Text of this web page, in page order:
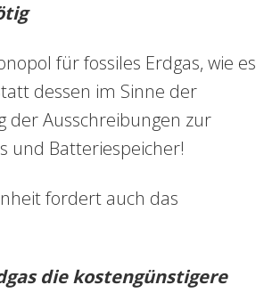
für fossiles Erdgas, wie es
dessen im Sinne der
der Ausschreibungen zur
und Batteriespeicher!
fordert auch das
die kostengünstigere